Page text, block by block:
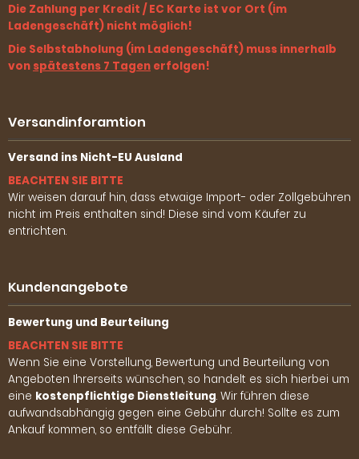
Die Zahlung per Kredit / EC Karte ist vor Ort (im
Ladengeschäft) nicht möglich!
Die Selbstabholung (im Ladengeschäft) muss innerhalb
von spätestens 7 Tagen erfolgen!
Versandinforamtion
Versand ins Nicht-EU Ausland
BEACHTEN SIE BITTE
Wir weisen darauf hin, dass etwaige Import- oder Zollgebühren
nicht im Preis enthalten sind! Diese sind vom Käufer zu
entrichten.
Kundenangebote
Bewertung und Beurteilung
BEACHTEN SIE BITTE
Wenn Sie eine Vorstellung, Bewertung und Beurteilung von
Angeboten Ihrerseits wünschen, so handelt es sich hierbei um
eine kostenpflichtige Dienstleitung. Wir führen diese
aufwandsabhängig gegen eine Gebühr durch! Sollte es zum
Ankauf kommen, so entfällt diese Gebühr.